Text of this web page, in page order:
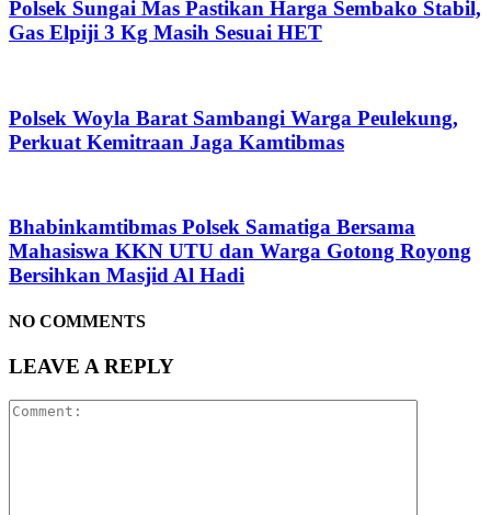
Polsek Sungai Mas Pastikan Harga Sembako Stabil,
Gas Elpiji 3 Kg Masih Sesuai HET
Polsek Woyla Barat Sambangi Warga Peulekung,
Perkuat Kemitraan Jaga Kamtibmas
Bhabinkamtibmas Polsek Samatiga Bersama
Mahasiswa KKN UTU dan Warga Gotong Royong
Bersihkan Masjid Al Hadi
NO COMMENTS
LEAVE A REPLY